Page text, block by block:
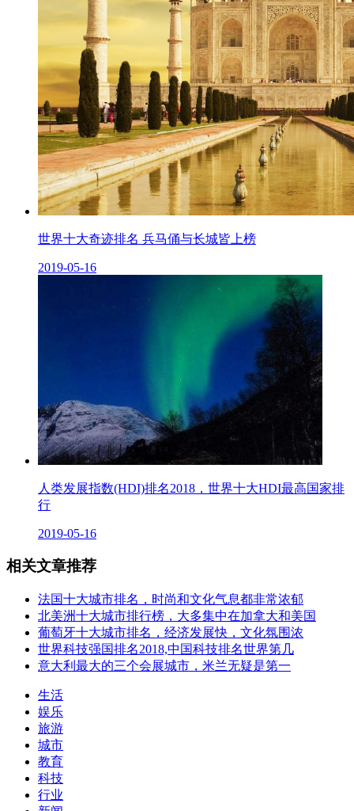
世界十大奇迹排名 兵马俑与长城皆上榜
2019-05-16
人类发展指数(HDI)排名2018，世界十大HDI最高国家排
行
2019-05-16
相关文章推荐
法国十大城市排名，时尚和文化气息都非常浓郁
北美洲十大城市排行榜，大多集中在加拿大和美国
葡萄牙十大城市排名，经济发展快，文化氛围浓
世界科技强国排名2018,中国科技排名世界第几
意大利最大的三个会展城市，米兰无疑是第一
生活
娱乐
旅游
城市
教育
科技
行业